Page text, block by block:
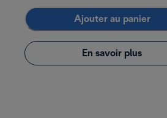
Ajouter au panier
En savoir plus